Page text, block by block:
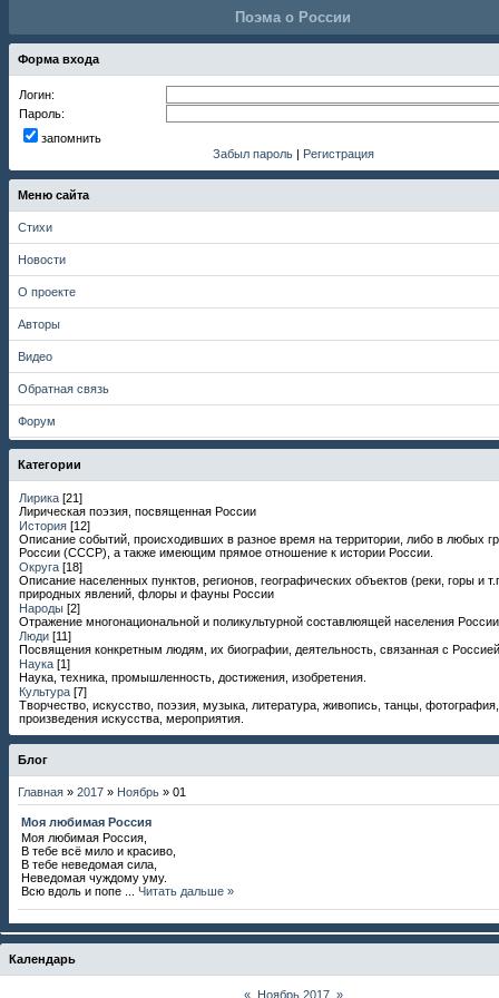
Поэма о России
Форма входа
Логин:
Пароль:
запомнить
Забыл пароль | Регистрация
Меню сайта
Стихи
Новости
О проекте
Авторы
Видео
Обратная связь
Форум
Категории
Лирика [21]
Лирическая поэзия, посвященная России
История [12]
Описание событий, происходивших в разное время на территории, либо в любых
России (СССР), а также имеющим прямое отношение к истории России.
Округа [18]
Описание населенных пунктов, регионов, географических объектов (реки, горы и
природных явлений, флоры и фауны России
Народы [2]
Отражение многонациональной и поликультурной составлюящей населения
Люди [11]
Посвящения конкретным людям, их биографии, деятельность, связанная с
Наука [1]
Наука, техника, промышленность, достижения, изобретения.
Культура [7]
Творчество, искусство, поэзия, музыка, литература, живопись, танцы, фотография,
произведения искусства, мероприятия.
Блог
Главная » 2017 » Ноябрь » 01
Моя любимая Россия
Моя любимая Россия,
В тебе всё мило и красиво,
В тебе неведомая сила,
Неведомая чуждому уму.
Всю вдоль и попе
Читать дальше »
Календарь
« Ноябрь 2017 »